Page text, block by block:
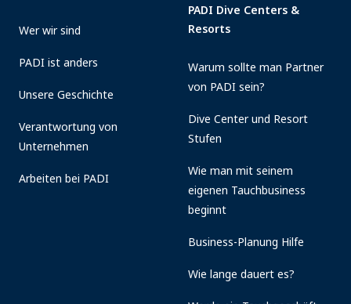
Wer wir sind
PADI ist anders
Unsere Geschichte
Verantwortung von
Unternehmen
Arbeiten bei PADI
PADI Dive Centers &
Resorts
Warum sollte man Partner
von PADI sein?
Dive Center und Resort
Stufen
Wie man mit seinem
eigenen Tauchbusiness
beginnt
Business-Planung Hilfe
Wie lange dauert es?